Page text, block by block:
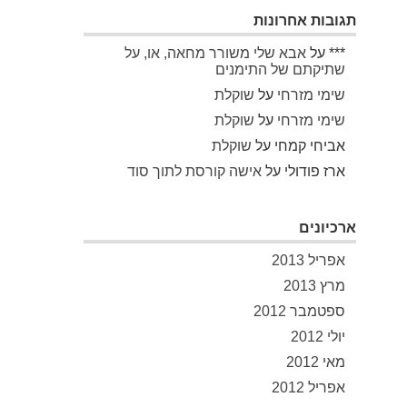
תגובות אחרונות
*** על אבא שלי משורר מחאה, או, על
שתיקתם של התימנים
שימי מזרחי על שוקלת
שימי מזרחי על שוקלת
אביחי קמחי על שוקלת
ארז פודולי על אישה קורסת לתוך סוד
ארכיונים
אפריל 2013
מרץ 2013
ספטמבר 2012
יולי 2012
מאי 2012
אפריל 2012